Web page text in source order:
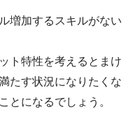
増加するスキルがない
ト特性を考えるとまけ
たす状況になりたくな
とになるでしょう。